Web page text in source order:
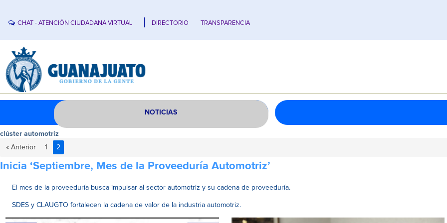
CHAT - ATENCIÓN CIUDADANA VIRTUAL DIRECTORIO TRANSPARENCIA
NOTICIAS
clúster automotriz
« Anterior
1 2
Inicia ‘Septiembre, Mes de la Proveeduría Automotriz’
El mes de la proveeduría busca impulsar al sector automotriz y su cadena de proveeduría.
SDES y CLAUGTO fortalecen la cadena de valor de la industria automotriz.